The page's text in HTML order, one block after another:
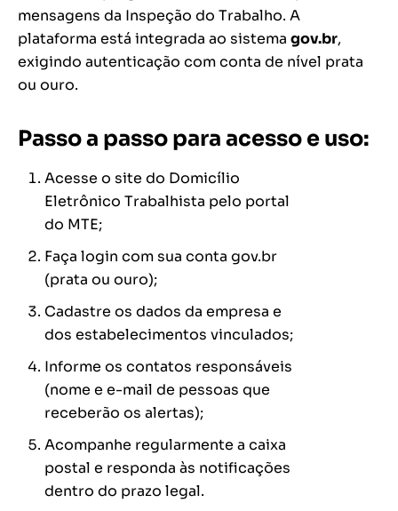
mensagens da Inspeção do Trabalho. A
plataforma está integrada ao sistema gov.br,
exigindo autenticação com conta de nível prata
ou ouro.
Passo a passo para acesso e uso:
Acesse o site do Domicílio
Eletrônico Trabalhista pelo portal
do MTE;
Faça login com sua conta gov.br
(prata ou ouro);
Cadastre os dados da empresa e
dos estabelecimentos vinculados;
Informe os contatos responsáveis
(nome e e-mail de pessoas que
receberão os alertas);
Acompanhe regularmente a caixa
postal e responda às notificações
dentro do prazo legal.